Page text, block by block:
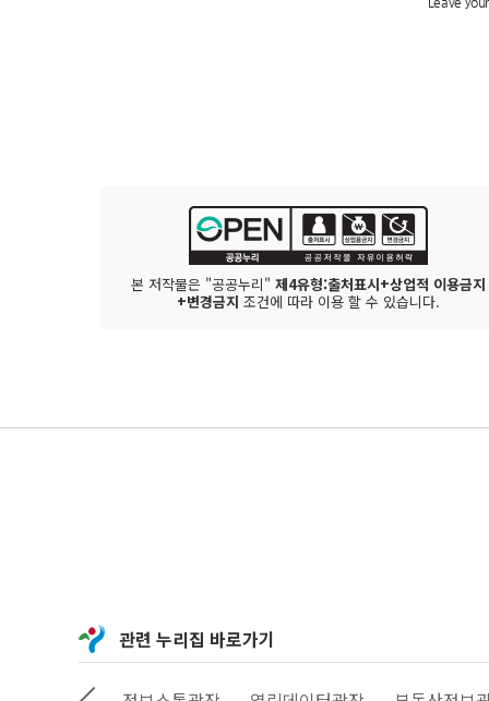
본 저작물은 "공공누리" 제4유형:출처표시+상업적 이용금지
+변경금지 조건에 따라 이용 할 수 있습니다.
관련 누리집 바로가기